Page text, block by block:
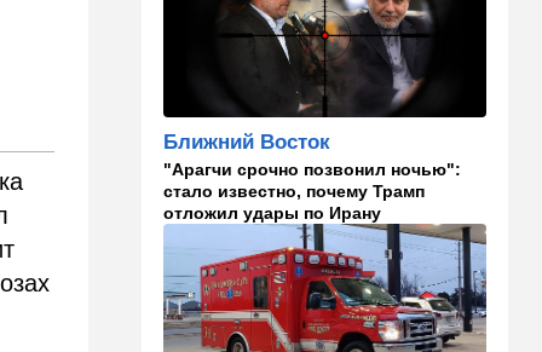
Израиль
"Сумасшедшие рулят
психбольницей": новое
назначение в ООН вызвало
критику
21:24 Мнения
О му…ках, шаббате и
конституции…
20:20 Израиль
Маленькая девочка утонула
в Ашкелоне
Ближний Восток
"Арагчи срочно позвонил ночью":
стало известно, почему Трамп
отложил удары по Ирану